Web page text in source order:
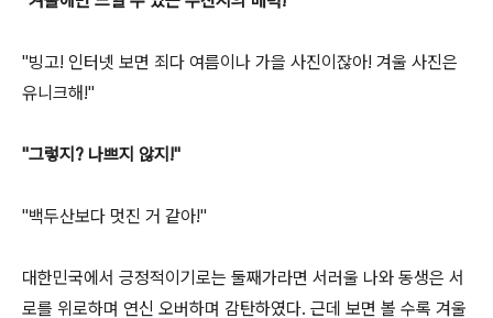
"빙고! 인터넷 보면 죄다 여름이나 가을 사진이잖아! 겨울 사진은
유니크해!"
"그렇지? 나쁘지 않지!"
"백두산보다 멋진 거 같아!"
대한민국에서 긍정적이기로는 둘째가라면 서러울 나와 동생은 서
로를 위로하며 연신 오버하며 감탄하였다. 근데 보면 볼 수록 겨울